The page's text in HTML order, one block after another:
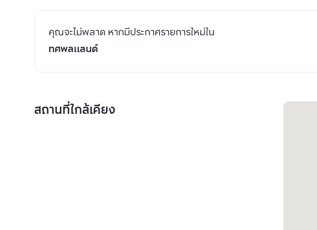
คุณจะไม่พลาด หากมีประกาศรายการใหม่ใน
ทศพลแลนด์
สถานที่ใกล้เคียง